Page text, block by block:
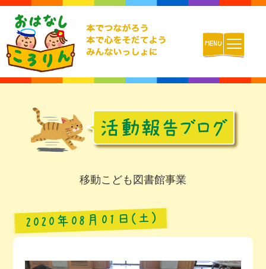
おはなしころりんとは
活動報告ブログ
移動こども図書館事業
2020年08月01日(土)